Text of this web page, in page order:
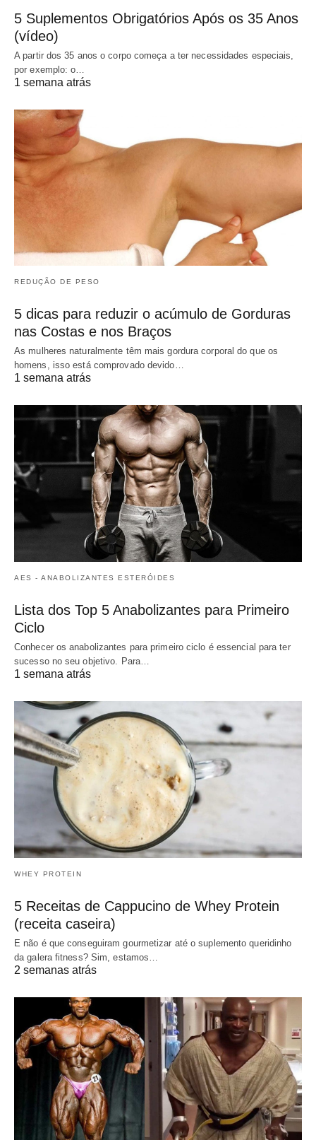
5 Suplementos Obrigatórios Após os 35 Anos
(vídeo)
A partir dos 35 anos o corpo começa a ter necessidades especiais,
por exemplo: o…
1 semana atrás
REDUÇÃO DE PESO
5 dicas para reduzir o acúmulo de Gorduras
nas Costas e nos Braços
As mulheres naturalmente têm mais gordura corporal do que os
homens, isso está comprovado devido…
1 semana atrás
AES - ANABOLIZANTES ESTERÓIDES
Lista dos Top 5 Anabolizantes para Primeiro
Ciclo
Conhecer os anabolizantes para primeiro ciclo é essencial para ter
sucesso no seu objetivo. Para…
1 semana atrás
WHEY PROTEIN
5 Receitas de Cappucino de Whey Protein
(receita caseira)
E não é que conseguiram gourmetizar até o suplemento queridinho
da galera fitness? Sim, estamos…
2 semanas atrás